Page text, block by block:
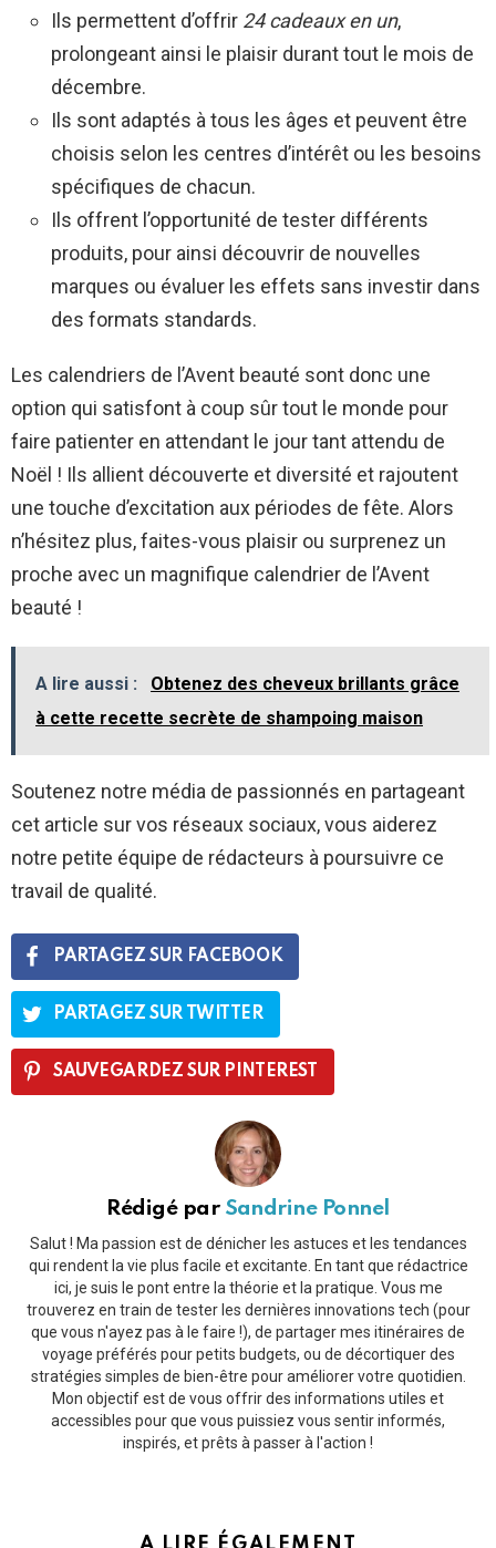
Ils permettent d’offrir 24 cadeaux en un,
prolongeant ainsi le plaisir durant tout le mois de
décembre.
Ils sont adaptés à tous les âges et peuvent être
choisis selon les centres d’intérêt ou les besoins
spécifiques de chacun.
Ils offrent l’opportunité de tester différents
produits, pour ainsi découvrir de nouvelles
marques ou évaluer les effets sans investir dans
des formats standards.
Les calendriers de l’Avent beauté sont donc une
option qui satisfont à coup sûr tout le monde pour
faire patienter en attendant le jour tant attendu de
Noël ! Ils allient découverte et diversité et rajoutent
une touche d’excitation aux périodes de fête. Alors
n’hésitez plus, faites-vous plaisir ou surprenez un
proche avec un magnifique calendrier de l’Avent
beauté !
A lire aussi :
Obtenez des cheveux brillants grâce
à cette recette secrète de shampoing maison
Soutenez notre média de passionnés en partageant
cet article sur vos réseaux sociaux, vous aiderez
notre petite équipe de rédacteurs à poursuivre ce
travail de qualité.
PARTAGEZ SUR FACEBOOK
PARTAGEZ SUR TWITTER
SAUVEGARDEZ SUR PINTEREST
Rédigé par Sandrine Ponnel
Salut ! Ma passion est de dénicher les astuces et les tendances
qui rendent la vie plus facile et excitante. En tant que rédactrice
ici, je suis le pont entre la théorie et la pratique. Vous me
trouverez en train de tester les dernières innovations tech (pour
que vous n'ayez pas à le faire !), de partager mes itinéraires de
voyage préférés pour petits budgets, ou de décortiquer des
stratégies simples de bien-être pour améliorer votre quotidien.
Mon objectif est de vous offrir des informations utiles et
accessibles pour que vous puissiez vous sentir informés,
inspirés, et prêts à passer à l'action !